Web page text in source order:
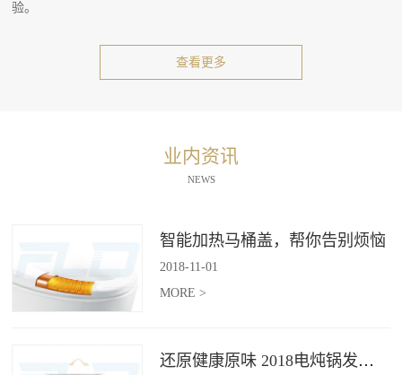
验。
查看更多
业内资讯
NEWS
智能加热马桶盖，帮你告别烦恼
2018-11-01
MORE >
还原健康原味 2018电炖锅发展趋势